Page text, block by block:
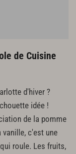
de Cuisine
d'hiver ?
idée !
de la pomme
vanille, c'est une
roule. Les fruits,